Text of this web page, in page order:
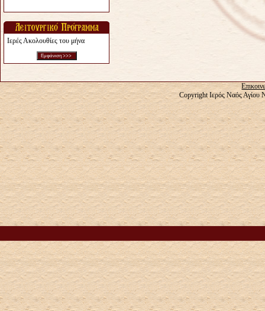
Ιερές Ακολουθίες του μήνα
Copyright Ιερός Ναός Αγίου